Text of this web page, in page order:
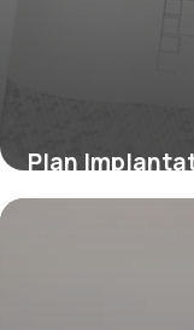
Plan
27 mai 2026